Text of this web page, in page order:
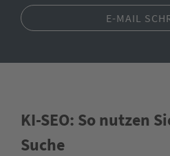
E-MAIL
KI-SEO: So nutzen
Suche